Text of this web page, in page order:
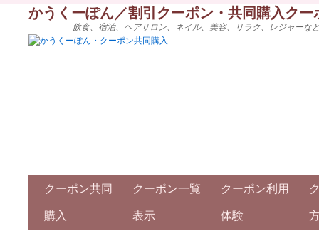
かうくーぽん／割引クーポン・共同購入ク
飲食、宿泊、ヘアサロン、ネイル、美容、リラク、レジャー
クーポン共同
購入
クーポン一覧
表示
クーポン利用
体験